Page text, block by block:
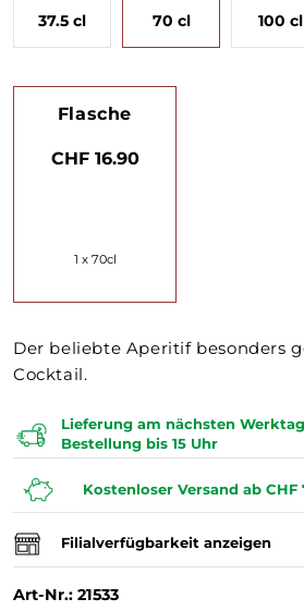
70 cl 100 cl
37.5 cl
Flasche
CHF 16.90
1 x 70cl
Der beliebte Aperitif besonders
Cocktail.
Lieferung am nächsten
Bestellung bis 15 Uhr
Kostenloser Versand ab CHF
Filialverfügbarkeit anzeigen
Art-Nr.: 21533